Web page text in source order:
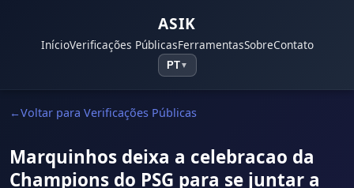
ASIK
InícioVerificações PúblicasFerramentasSobreContato
PT▼
Voltar para Verificações Públicas
Marquinhos deixa a celebracao da
Champions do PSG para se juntar a